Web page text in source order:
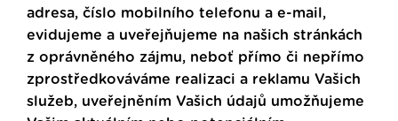
adresa, číslo mobilního telefonu a e-mail,
evidujeme a uveřejňujeme na našich stránkách
z oprávněného zájmu, neboť přímo či nepřímo
zprostředkováváme realizaci a reklamu Vašich
služeb, uveřejněním Vašich údajů umožňujeme